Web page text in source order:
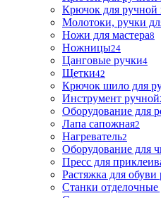
Крючок для ручной
Молотоки, ручки
Ножи для мастера8
Ножницы24
Цанговые ручки4
Щетки42
Крючок шило для
Инструмент ручной
Оборудование для
Лапа сапожная2
Нагреватель2
Оборудование для
Пресс для
Растяжка для обуви
Станки отделочные